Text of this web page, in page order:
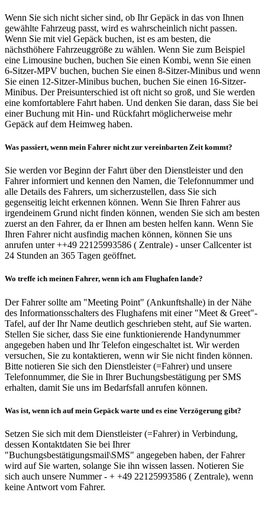
Wenn Sie sich nicht sicher sind, ob Ihr Gepäck in das von Ihnen
gewählte Fahrzeug passt, wird es wahrscheinlich nicht passen.
Wenn Sie mit viel Gepäck buchen, ist es am besten, die
nächsthöhere Fahrzeuggröße zu wählen. Wenn Sie zum Beispiel
eine Limousine buchen, buchen Sie einen Kombi, wenn Sie einen
6-Sitzer-MPV buchen, buchen Sie einen 8-Sitzer-Minibus und wenn
Sie einen 12-Sitzer-Minibus buchen, buchen Sie einen 16-Sitzer-
Minibus. Der Preisunterschied ist oft nicht so groß, und Sie werden
eine komfortablere Fahrt haben. Und denken Sie daran, dass Sie bei
einer Buchung mit Hin- und Rückfahrt möglicherweise mehr
Gepäck auf dem Heimweg haben.
Was passiert, wenn mein Fahrer nicht zur vereinbarten Zeit kommt?
Sie werden vor Beginn der Fahrt über den Dienstleister und den
Fahrer informiert und kennen den Namen, die Telefonnummer und
alle Details des Fahrers, um sicherzustellen, dass Sie sich
gegenseitig leicht erkennen können. Wenn Sie Ihren Fahrer aus
irgendeinem Grund nicht finden können, wenden Sie sich am besten
zuerst an den Fahrer, da er Ihnen am besten helfen kann. Wenn Sie
Ihren Fahrer nicht ausfindig machen können, können Sie uns
anrufen unter ++49 22125993586 ( Zentrale) - unser Callcenter ist
24 Stunden an 365 Tagen geöffnet.
Wo treffe ich meinen Fahrer, wenn ich am Flughafen lande?
Der Fahrer sollte am "Meeting Point" (Ankunftshalle) in der Nähe
des Informationsschalters des Flughafens mit einer "Meet & Greet"-
Tafel, auf der Ihr Name deutlich geschrieben steht, auf Sie warten.
Stellen Sie sicher, dass Sie eine funktionierende Handynummer
angegeben haben und Ihr Telefon eingeschaltet ist. Wir werden
versuchen, Sie zu kontaktieren, wenn wir Sie nicht finden können.
Bitte notieren Sie sich den Dienstleister (=Fahrer) und unsere
Telefonnummer, die Sie in Ihrer Buchungsbestätigung per SMS
erhalten, damit Sie uns im Bedarfsfall anrufen können.
Was ist, wenn ich auf mein Gepäck warte und es eine Verzögerung gibt?
Setzen Sie sich mit dem Dienstleister (=Fahrer) in Verbindung,
dessen Kontaktdaten Sie bei Ihrer
"Buchungsbestätigungsmail\SMS" angegeben haben, der Fahrer
wird auf Sie warten, solange Sie ihn wissen lassen. Notieren Sie
sich auch unsere Nummer - + +49 22125993586 ( Zentrale), wenn
keine Antwort vom Fahrer.